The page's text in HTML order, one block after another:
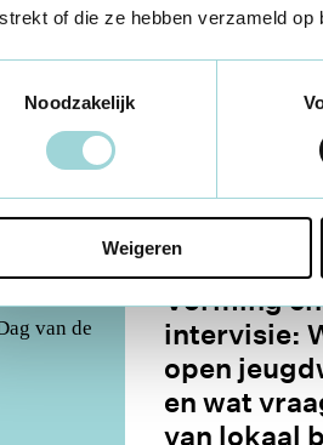
of die ze hebben verzameld
Noodzakelijk
Weigeren
Vorming en
intervisie:
open
en wat
van lokaal